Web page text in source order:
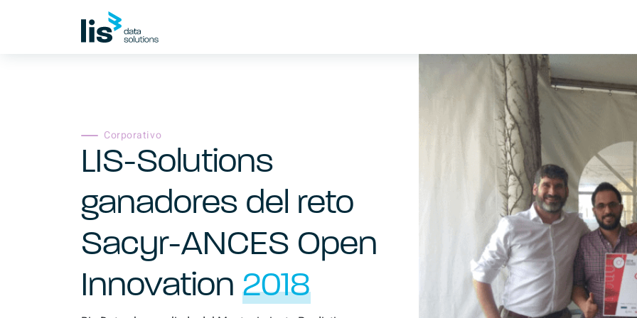
Corporativo
LIS-Solutions
ganadores del reto
Sacyr-ANCES Open
Innovation 2018